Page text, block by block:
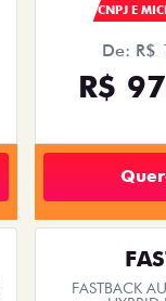
CNPJ E
De: R$
R$
FASTBACK